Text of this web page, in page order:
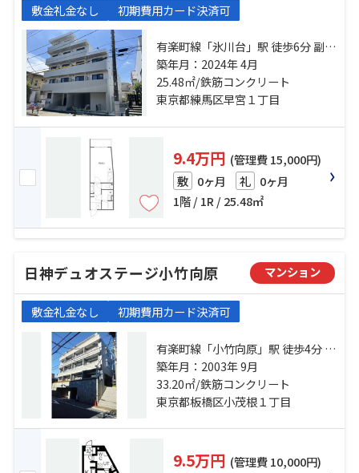
敷金礼金なし 初期費用カード決済可
有楽町線「氷川台」駅 徒歩6分 副都
心線「平和台」駅 徒歩12分 西武有
楽町線「新桜台」駅 徒歩20分
築年月：2024年 4月
25.48㎡/鉄筋コンクリート
東京都練馬区早宮１丁目
9.4万円 (管理費 15,000円)
敷 0ヶ月 礼 0ヶ月
1階 / 1R / 25.48㎡
日神デュオステージ小竹向原 マンション
敷金礼金なし 初期費用カード決済可
有楽町線「小竹向原」駅 徒歩4分 西
武有楽町線「新桜台」駅 徒歩15分
西武池袋線「江古田」駅 徒歩18分
築年月：2003年 9月
33.20㎡/鉄筋コンクリート
東京都板橋区小茂根１丁目
9.5万円 (管理費 10,000円)